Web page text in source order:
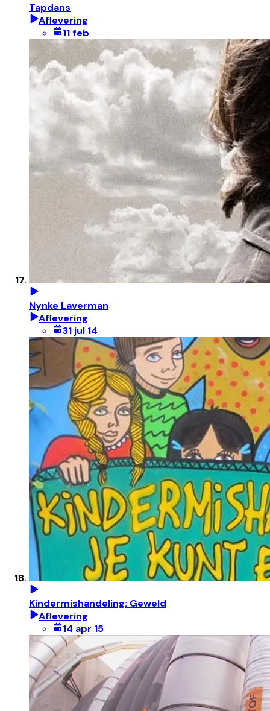
Tapdans
Aflevering
11 feb
Nynke Laverman
Aflevering
31 jul 14
Kindermishandeling: Geweld
Aflevering
14 apr 15